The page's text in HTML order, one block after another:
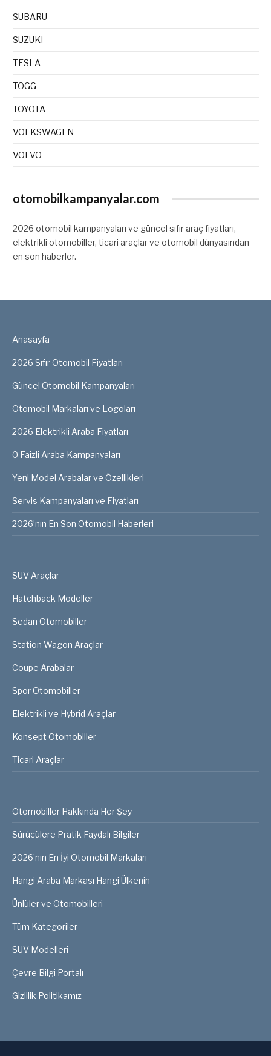
SUBARU
SUZUKI
TESLA
TOGG
TOYOTA
VOLKSWAGEN
VOLVO
otomobilkampanyalar.com
2026 otomobil kampanyaları ve güncel sıfır araç fiyatları,
elektrikli otomobiller, ticari araçlar ve otomobil dünyasından
en son haberler.
Anasayfa
2026 Sıfır Otomobil Fiyatları
Güncel Otomobil Kampanyaları
Otomobil Markaları ve Logoları
2026 Elektrikli Araba Fiyatları
0 Faizli Araba Kampanyaları
Yeni Model Arabalar ve Özellikleri
Servis Kampanyaları ve Fiyatları
2026’nın En Son Otomobil Haberleri
SUV Araçlar
Hatchback Modeller
Sedan Otomobiller
Station Wagon Araçlar
Coupe Arabalar
Spor Otomobiller
Elektrikli ve Hybrid Araçlar
Konsept Otomobiller
Ticari Araçlar
Otomobiller Hakkında Her Şey
Sürücülere Pratik Faydalı Bilgiler
2026’nın En İyi Otomobil Markaları
Hangi Araba Markası Hangi Ülkenin
Ünlüler ve Otomobilleri
Tüm Kategoriler
SUV Modelleri
Çevre Bilgi Portalı
Gizlilik Politikamız